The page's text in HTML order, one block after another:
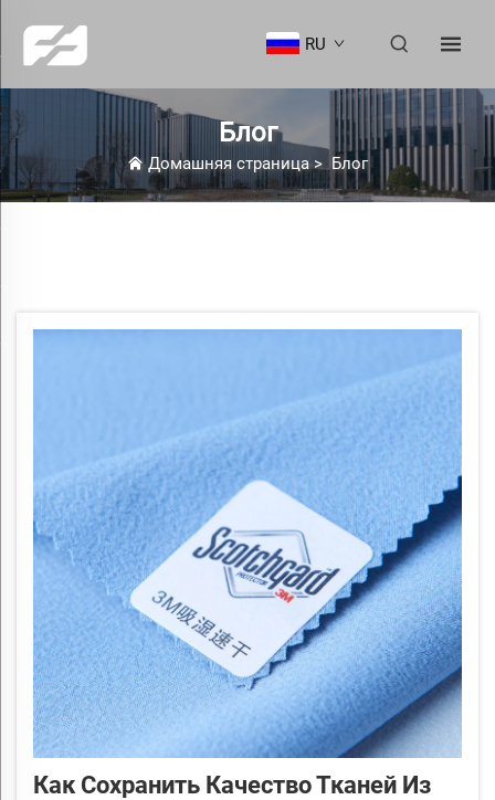
RU
Блог
Домашняя страница> Блог
Как Сохранить Качество Тканей Из